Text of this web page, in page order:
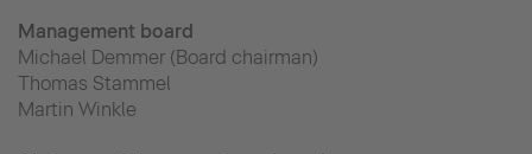
Management board
Michael Demmer (Board chairman)
Thomas Stammel
Martin Winkle